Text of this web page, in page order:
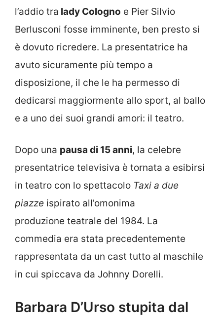
l’addio tra lady Cologno e Pier Silvio
Berlusconi fosse imminente, ben presto si
è dovuto ricredere. La presentatrice ha
avuto sicuramente più tempo a
disposizione, il che le ha permesso di
dedicarsi maggiormente allo sport, al ballo
e a uno dei suoi grandi amori: il teatro.
Dopo una pausa di 15 anni, la celebre
presentatrice televisiva è tornata a esibirsi
in teatro con lo spettacolo Taxi a due
piazze ispirato all’omonima
produzione teatrale del 1984. La
commedia era stata precedentemente
rappresentata da un cast tutto al maschile
in cui spiccava da Johnny Dorelli.
Barbara D’Urso stupita dal